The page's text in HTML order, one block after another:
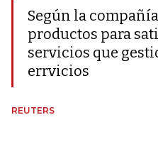
Según la
productos para
servicios que
errvicios
REUTERS